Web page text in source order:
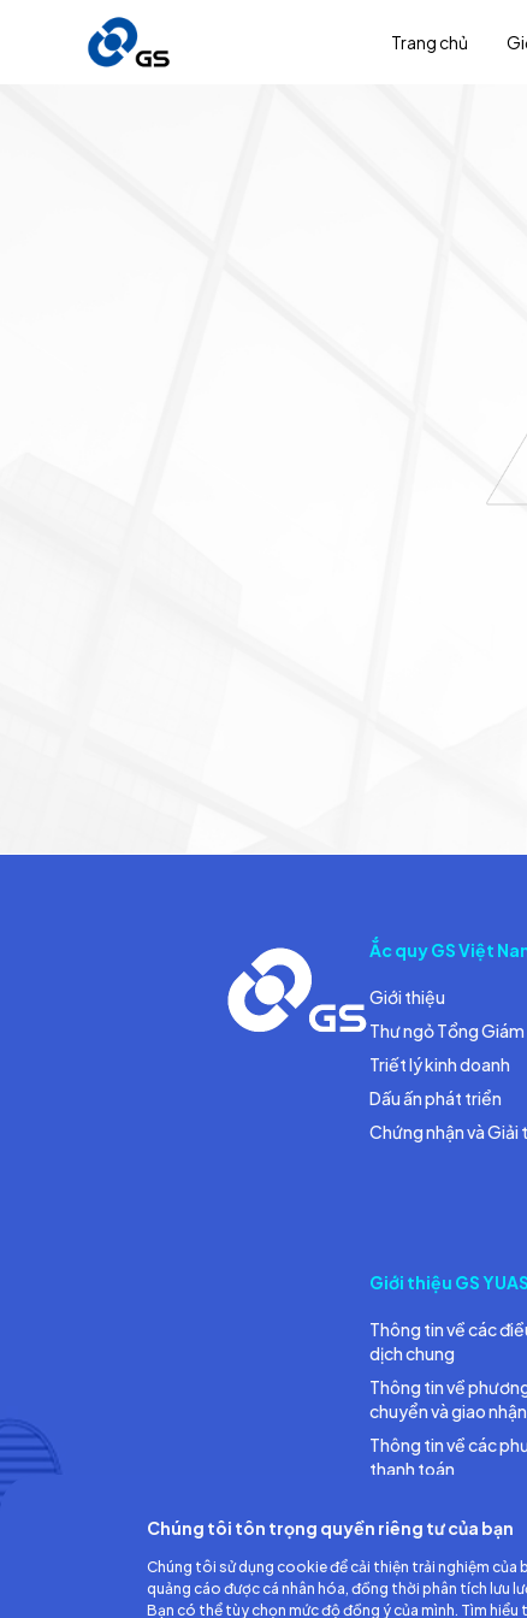
Trang chủ
Ắc quy GS Việt
Giới thiệu
Thư ngỏ Tổng
Triết lý kinh doanh
Dấu ấn phát triển
Chứng nhận và Giải
Giới thiệu GS
Thông tin về các
dịch chung
Thông tin về
chuyển và giao nhận
Thông tin về các
thanh toán
Công ty TNHH Ắc quy GS Việt Nam
Chúng tôi tôn trọng quyền riêng tư của bạn
Chúng tôi sử dụng cookie để cải thiện trải nghiệm của
quảng cáo được cá nhân hóa, đồng thời phân tích lưu
Bạn có thể tùy chọn mức độ đồng ý của mình. Tìm hiểu